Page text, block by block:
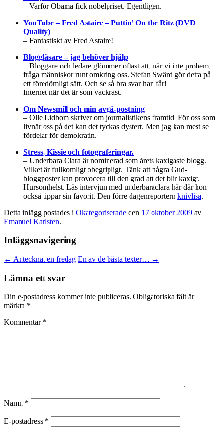
– Varför Obama fick nobelpriset. Egentligen.
YouTube – Fred Astaire – Puttin’ On the Ritz (DVD
Quality)
– Fantastiskt av Fred Astaire!
Bloggläsare – jag behöver hjälp
– Bloggare och ledare glömmer oftast att, när vi inte probem,
fråga människor runt omkring oss. Stefan Swärd gör detta på
ett föredömligt sätt. Och se så bra svar han får!
Internet när det är som vackrast.
Om Newsmill och min avgå-postning
– Olle Lidbom skriver om journalistikens framtid. För oss som
livnär oss på det kan det tyckas dystert. Men jag kan mest se
fördelar för demokratin.
Stress, Kissie och fotograferingar.
– Underbara Clara är nominerad som årets kaxigaste blogg.
Vilket är fullkomligt obegripligt. Tänk att några Gud-
bloggposter kan provocera till den grad att det blir kaxigt.
Hursomhelst. Läs intervjun med underbaraclara här där hon
också tippar sin favorit. Den förre dagenreportern knivlisa.
Detta inlägg postades i Okategoriserade den 17 oktober 2009 av
Emanuel Karlsten.
Inläggsnavigering
← Antecknat en fredag En av de bästa texter… →
Lämna ett svar
Din e-postadress kommer inte publiceras. Obligatoriska fält är
märkta *
Kommentar *
Namn *
E-postadress *